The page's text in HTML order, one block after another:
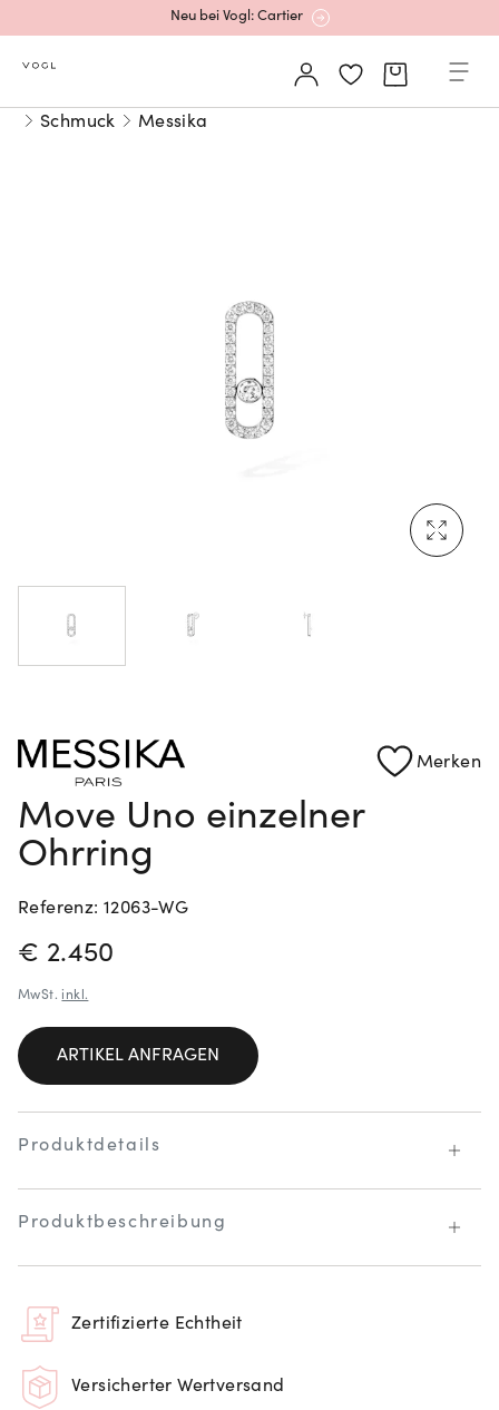
Neu bei Vogl: Cartier
Mehr erfahren: Ikonische Uhren von Cartier
Neu bei Vogl: Uhren von Grand Seiko
Neu bei Vogl: Cartier
Rolex Certified Pre-Owned entdecken
Schmuck Messika
Merken
Move Uno einzelner
Ohrring
Referenz: 12063-WG
PREISINFORMATIONEN
€ 2.450
MwSt. inkl.
ARTIKEL ANFRAGEN
Produktdetails
Produktbeschreibung
Zertifizierte Echtheit
Versicherter Wertversand